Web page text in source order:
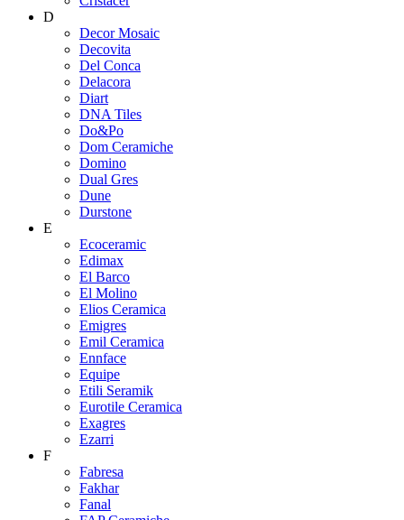
D
Decor Mosaic
Decovita
Del Conca
Delacora
Diart
DNA Tiles
Do&Po
Dom Ceramiche
Domino
Dual Gres
Dune
Durstone
E
Ecoceramic
Edimax
El Barco
El Molino
Elios Ceramica
Emigres
Emil Ceramica
Ennface
Equipe
Etili Seramik
Eurotile Ceramica
Exagres
Ezarri
F
Fabresa
Fakhar
Fanal